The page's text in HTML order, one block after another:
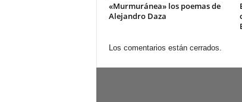
«Murmuránea» los poemas de
Alejandro Daza
Los comentarios están cerrados.